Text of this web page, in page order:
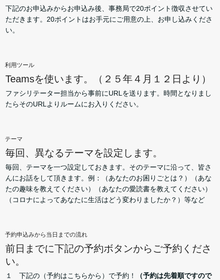
下記のお申込みからお申込み後、事務局で20ポイント徴収させてい
ただきます。20ポイントはお手元にご用意の上、お申し込みくださ
い。
利用ツール
Teamsを使います。 （２５年４月１２日より）
ファシリテーター担当から事前にURLを送ります。時間となりまし
たらそのURLよりルームにお入りください。
テーマ
毎回、異なるテーマを設定します。
毎回、テーマを一つ設定しておきます。そのテーマに沿って、皆さ
んにお話をして頂きます。例：（あなたのお困りごとは？）（あな
たの趣味を教えてください）（あなたの愛読書を教えてください）
（コロナによってあなたに生活はどう変わりましたか？）等など
予約申込みから当日までの流れ
前日までに下記の予約ボタンからご予約くださ
い。
１ 下記の（予約はこちらから）で予約！
（予約は先着順ですので